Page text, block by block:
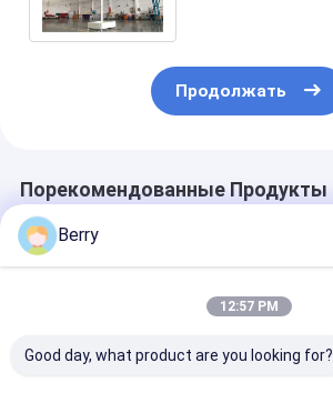
Продолжать
Порекомендованные Продукты
Berry
12:57 PM
Good day, what product are you looking for?